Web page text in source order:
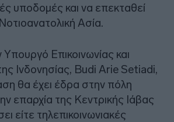
υποδομές και να επεκταθεί
Ασία.
Επικοινωνίας και
Ινδονησίας, Budi Arie Setiadi,
θα έχει έδρα στην πόλη
επαρχία της Κεντρικής Ιάβας
είτε τηλεπικοινωνιακές